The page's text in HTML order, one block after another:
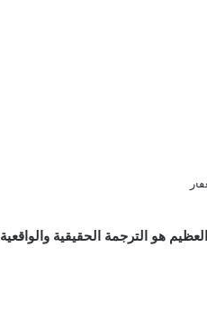
هو الترجمة الحقيقية والواقعية